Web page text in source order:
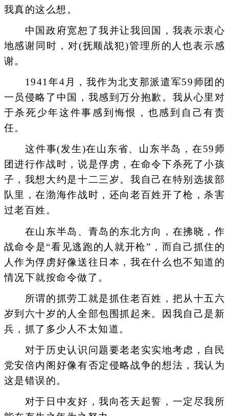
我真的这么想。
中国政府宽恕了我并让我回国，我表示衷心
地感谢同时，对(抚顺战犯)管理所的人也表示感
谢。
1941年4月，我作为北支那派遣军59师团的
一员侵略了中国，我感到万分抱歉。我从心里对
于杀死少年这件事感到悔恨，也感到自己有责
任。
这件事(发生)在山东省、山东半岛，在59师
团进行作战时，说是俘虏，在命令下杀死了小孩
子，我想大约是十二三岁。我自己在特别选拔部
队里，在渤海作战时，还向老百姓开了枪，杀害
过老百姓。
在山东半岛、青岛的东北方向，在拂晓，作
战命令是“看见逃跑的人就开枪”，而自己抓住的
人作为俘虏好像送往日本，我在什么也不知道的
情况下就按命令做了。
所谓的抓劳工就是抓住老百姓，把从十五六
岁到六十岁的人全部包围抓起来。因我自己是新
兵，抓了多少人不太知道。
对于历史认识问题要老老实实地考虑，自民
党安倍内阁好像有否定侵略战争的想法，我认为
这是错误的。
对于日中友好，我向苍天起誓，一定尽我所